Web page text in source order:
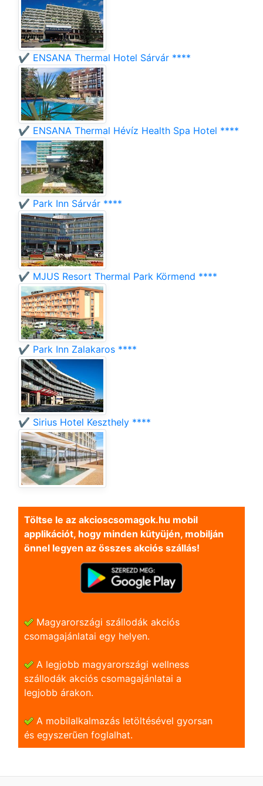
✔️ ENSANA Thermal Hotel Sárvár ****
✔️ ENSANA Thermal Hévíz Health Spa Hotel ****
✔️ Park Inn Sárvár ****
✔️ MJUS Resort Thermal Park Körmend ****
✔️ Park Inn Zalakaros ****
✔️ Sirius Hotel Keszthely ****
Töltse le az akcioscsomagok.hu mobil
applikációt, hogy minden kütyüjén, mobilján
önnel legyen az összes akciós szállás!
Magyarországi szállodák akciós
csomagajánlatai egy helyen.
A legjobb magyarországi wellness
szállodák akciós csomagajánlatai a
legjobb árakon.
A mobilalkalmazás letöltésével gyorsan
és egyszerũen foglalhat.